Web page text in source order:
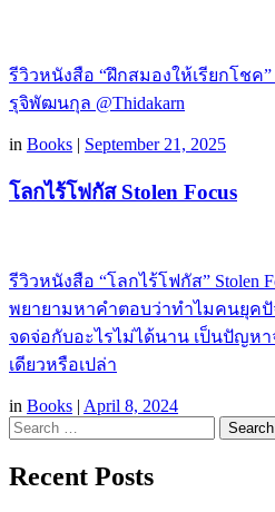
รีวิวหนังสือ “ฝึกสมองให้เรียกโช
รุจิพัฒนกุล @Thidakarn
in Books | September 21, 2025
โลกไร้โฟกัส Stolen Focus
รีวิวหนังสือ “โลกไร้โฟกัส” Stolen
พยายามหาคำตอบว่าทำไมคนยุค
จดจ่อกับอะไรไม่ได้นาน เป็นปัญห
เดียวหรือเปล่า
in Books | April 8, 2024
Search
Recent Posts